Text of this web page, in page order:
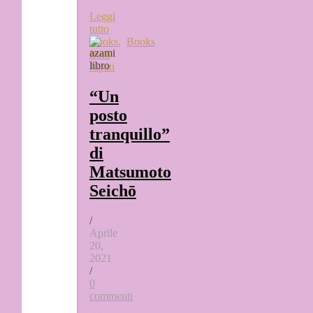
Leggi
tutto
Books, Books
from
Japan
“Un
posto
tranquillo”
di
Matsumoto
Seichō
/
Aprile
20,
2021
/
0
commenti